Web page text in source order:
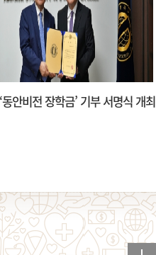
김기주 동문(경제 80), ‘경제학부